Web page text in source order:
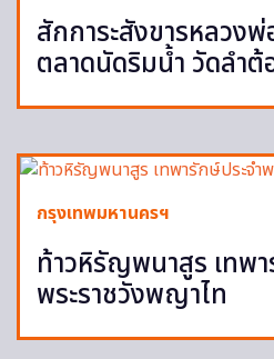
สักการะสังขารหลวง
ตลาดนัดริมน้ำ วัดลำ
กรุงเทพมหานครฯ
ท้าวหิรัญพนาสูร เทพา
พระราชวังพญาไท